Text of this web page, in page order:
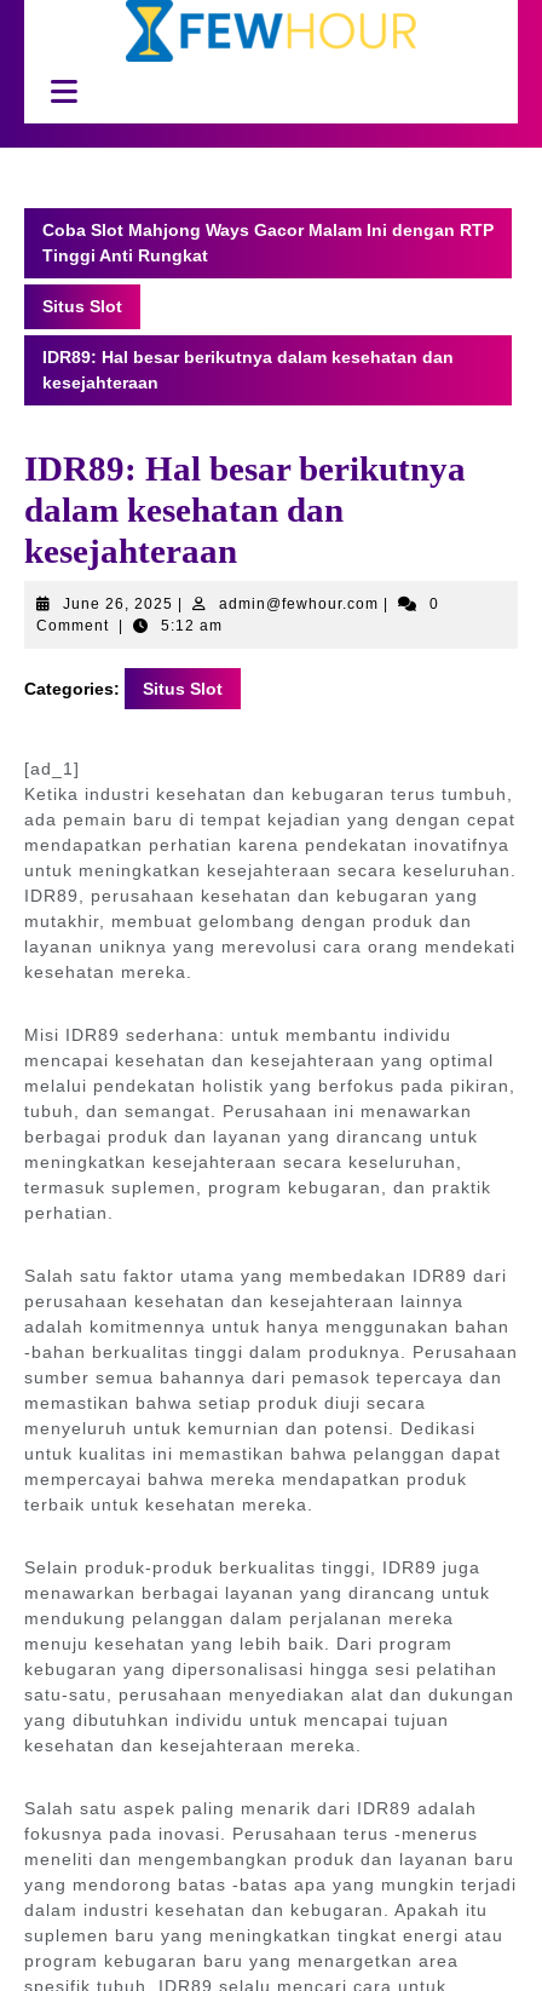
Button
Coba Slot Mahjong Ways Gacor Malam Ini dengan RTP
Tinggi Anti Rungkat
Situs Slot
IDR89: Hal besar berikutnya dalam kesehatan dan
kesejahteraan
IDR89: Hal besar berikutnya
dalam kesehatan dan
kesejahteraan
June 26, 2025 June
26,
admin@fewhour.comadmin@fewhour.com
0
Comment
5:12 am
Categories: Situs Slot
[ad_1]
Ketika industri kesehatan dan kebugaran terus tumbuh,
ada pemain baru di tempat kejadian yang dengan cepat
mendapatkan perhatian karena pendekatan inovatifnya
untuk meningkatkan kesejahteraan secara keseluruhan.
IDR89, perusahaan kesehatan dan kebugaran yang
mutakhir, membuat gelombang dengan produk dan
layanan uniknya yang merevolusi cara orang mendekati
kesehatan mereka.
Misi IDR89 sederhana: untuk membantu individu
mencapai kesehatan dan kesejahteraan yang optimal
melalui pendekatan holistik yang berfokus pada pikiran,
tubuh, dan semangat. Perusahaan ini menawarkan
berbagai produk dan layanan yang dirancang untuk
meningkatkan kesejahteraan secara keseluruhan,
termasuk suplemen, program kebugaran, dan praktik
perhatian.
Salah satu faktor utama yang membedakan IDR89 dari
perusahaan kesehatan dan kesejahteraan lainnya
adalah komitmennya untuk hanya menggunakan bahan
-bahan berkualitas tinggi dalam produknya. Perusahaan
sumber semua bahannya dari pemasok tepercaya dan
memastikan bahwa setiap produk diuji secara
menyeluruh untuk kemurnian dan potensi. Dedikasi
untuk kualitas ini memastikan bahwa pelanggan dapat
mempercayai bahwa mereka mendapatkan produk
terbaik untuk kesehatan mereka.
Selain produk-produk berkualitas tinggi, IDR89 juga
menawarkan berbagai layanan yang dirancang untuk
mendukung pelanggan dalam perjalanan mereka
menuju kesehatan yang lebih baik. Dari program
kebugaran yang dipersonalisasi hingga sesi pelatihan
satu-satu, perusahaan menyediakan alat dan dukungan
yang dibutuhkan individu untuk mencapai tujuan
kesehatan dan kesejahteraan mereka.
Salah satu aspek paling menarik dari IDR89 adalah
fokusnya pada inovasi. Perusahaan terus -menerus
meneliti dan mengembangkan produk dan layanan baru
yang mendorong batas -batas apa yang mungkin terjadi
dalam industri kesehatan dan kebugaran. Apakah itu
suplemen baru yang meningkatkan tingkat energi atau
program kebugaran baru yang menargetkan area
spesifik tubuh, IDR89 selalu mencari cara untuk